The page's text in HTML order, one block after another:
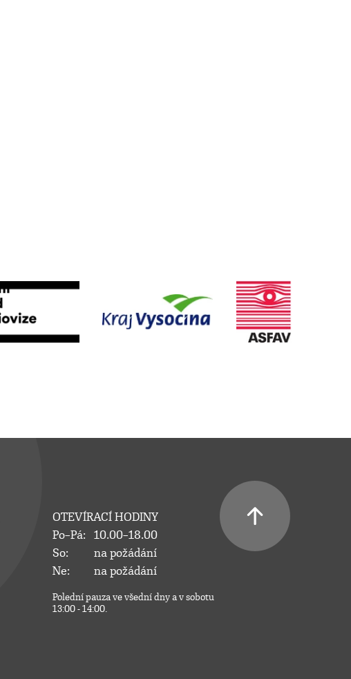
OTEVÍRACÍ HODINY
Po–Pá:
10.00–18.00
So:
na požádání
Ne:
na požádání
Polední pauza ve všední dny a v sobotu
13:00 - 14:00.